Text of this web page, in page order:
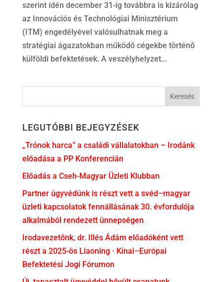
szerint idén december 31-ig továbbra is kizárólag
az Innovációs és Technológiai Minisztérium
(ITM) engedélyével valósulhatnak meg a
stratégiai ágazatokban működő cégekbe történő
külföldi befektetések. A veszélyhelyzet...
LEGUTÓBBI BEJEGYZÉSEK
„Trónok harca” a családi vállalatokban – Irodánk
előadása a PP Konferencián
Előadás a Cseh-Magyar Üzleti Klubban
Partner ügyvédünk is részt vett a svéd–magyar
üzleti kapcsolatok fennállásának 30. évfordulója
alkalmából rendezett ünnepségen
Irodavezetőnk, dr. Illés Ádám előadóként vett
részt a 2025-ös Liaoning · Kínai–Európai
Befektetési Jogi Fórumon